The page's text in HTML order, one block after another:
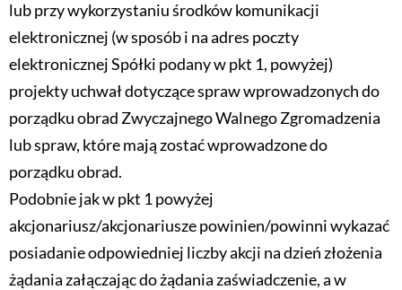
lub przy wykorzystaniu środków komunikacji
elektronicznej (w sposób i na adres poczty
elektronicznej Spółki podany w pkt 1, powyżej)
projekty uchwał dotyczące spraw wprowadzonych do
porządku obrad Zwyczajnego Walnego Zgromadzenia
lub spraw, które mają zostać wprowadzone do
porządku obrad.
Podobnie jak w pkt 1 powyżej
akcjonariusz/akcjonariusze powinien/powinni wykazać
posiadanie odpowiedniej liczby akcji na dzień złożenia
żądania załączając do żądania zaświadczenie, a w